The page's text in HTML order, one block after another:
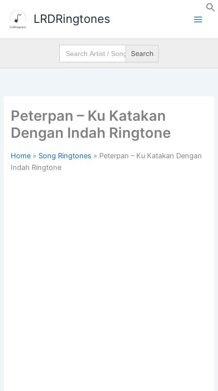
content
LRDRingtones
Search
for:
Peterpan – Ku Katakan
Dengan Indah Ringtone
Home » Song Ringtones » Peterpan – Ku Katakan Dengan
Indah Ringtone